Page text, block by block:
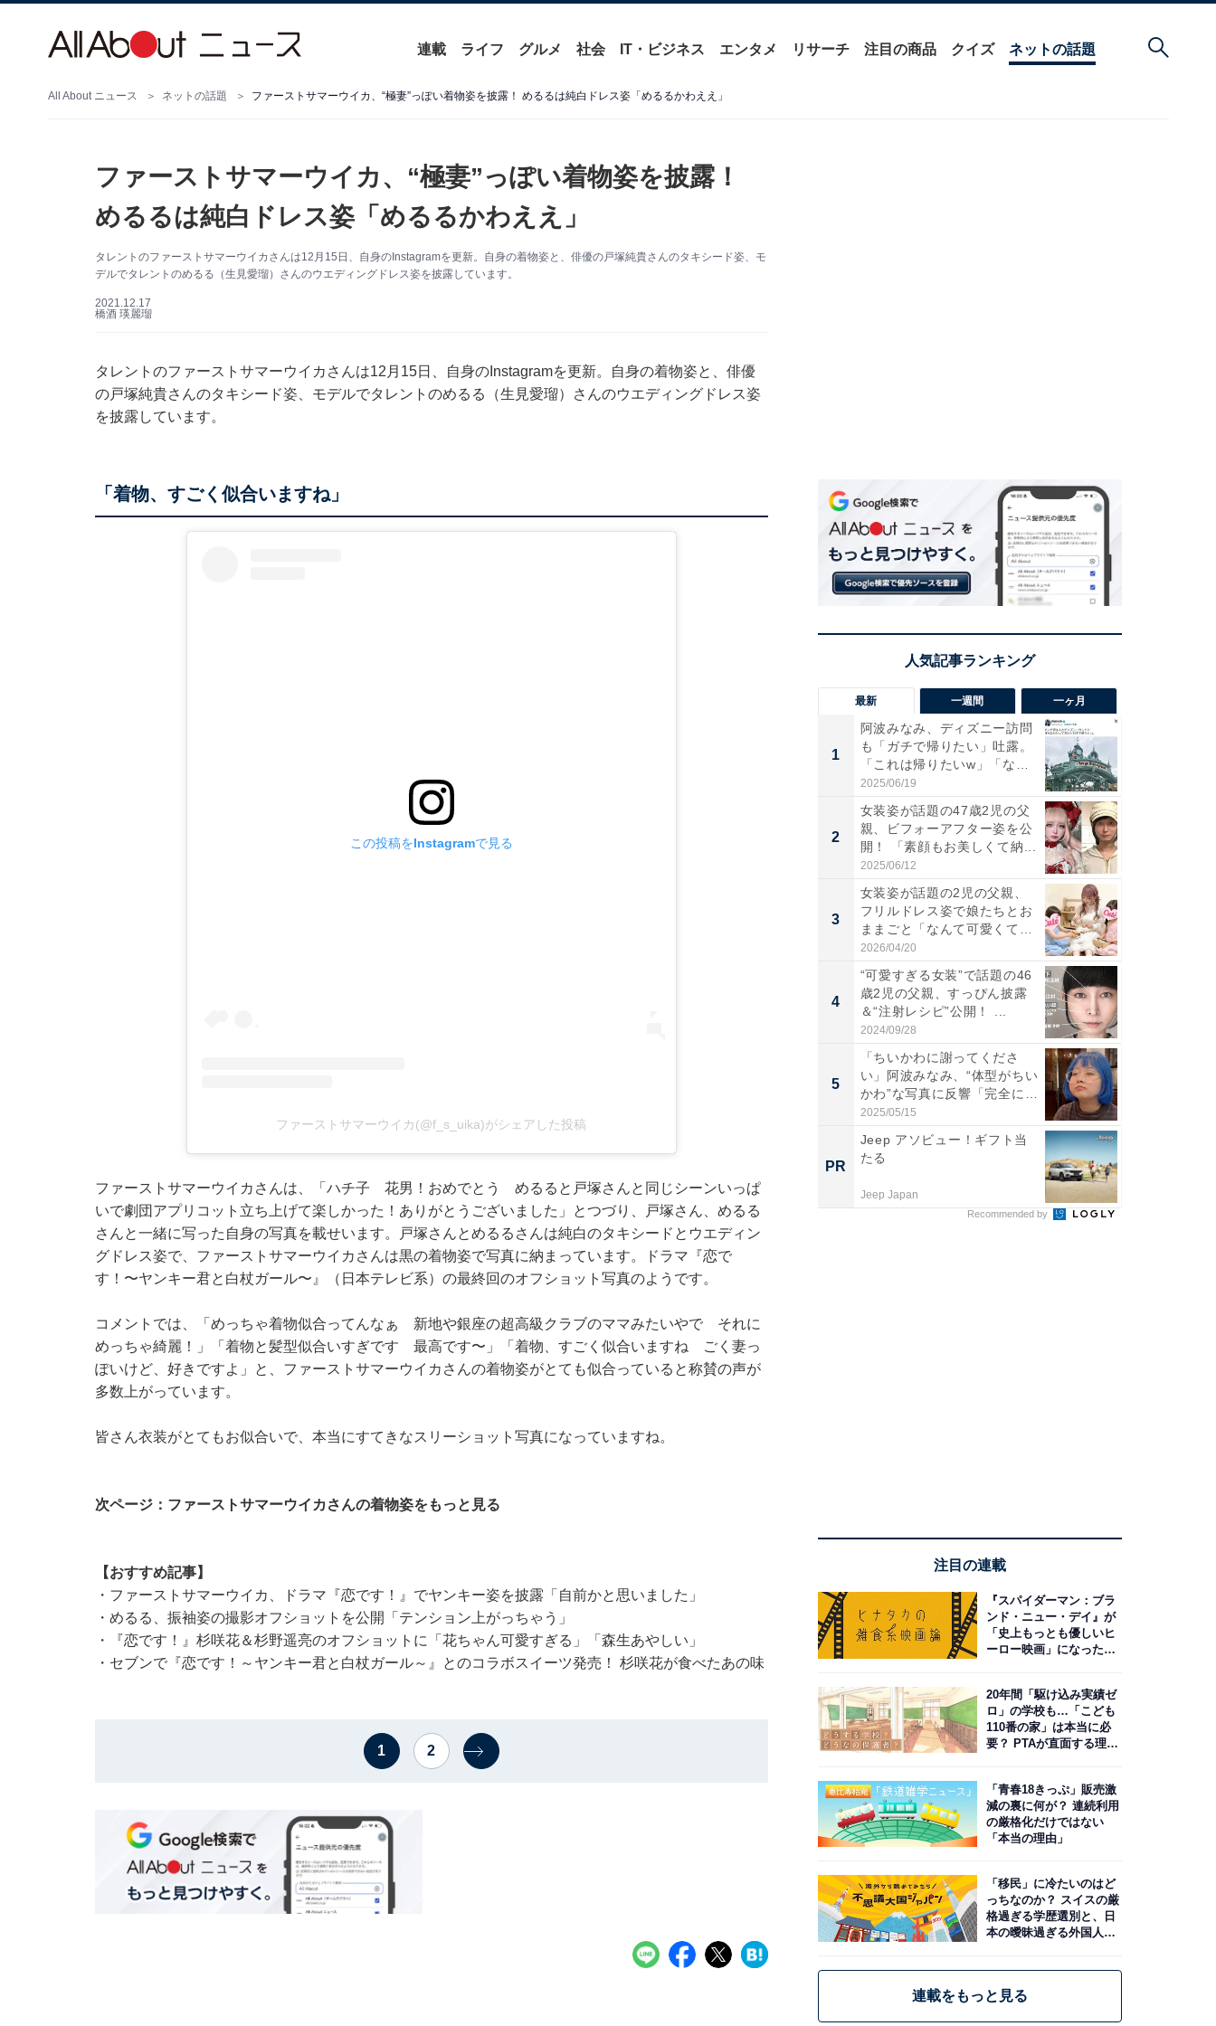
連載 ライフ グルメ 社会 IT・ビジネス エンタメ リサーチ 注目の商品 クイズ ネットの話題
All About ニュース ネットの話題 ファーストサマーウイカ、“極妻”っぽい着物姿を披露！ めるるは純白ドレス姿「めるるかわええ」
ファーストサマーウイカ、“極妻”っぽい着物姿を披露！
めるるは純白ドレス姿「めるるかわええ」
タレントのファーストサマーウイカさんは12月15日、自身のInstagramを更新。自身の着物姿と、俳優の戸塚純貴さんのタキシード姿、モ
デルでタレントのめるる（生見愛瑠）さんのウエディングドレス姿を披露しています。
2021.12.17
橋酒 瑛麗瑠
タレントのファーストサマーウイカさんは12月15日、自身のInstagramを更新。自身の着物姿と、俳優
の戸塚純貴さんのタキシード姿、モデルでタレントのめるる（生見愛瑠）さんのウエディングドレス姿
を披露しています。
「着物、すごく似合いますね」
この投稿をInstagramで見る
ファーストサマーウイカ(@f_s_uika)がシェアした投稿
ファーストサマーウイカさんは、「ハチ子 花男！おめでとう めるると戸塚さんと同じシーンいっぱ
いで劇団アプリコット立ち上げて楽しかった！ありがとうございました」とつづり、戸塚さん、めるる
さんと一緒に写った自身の写真を載せいます。戸塚さんとめるるさんは純白のタキシードとウエディン
グドレス姿で、ファーストサマーウイカさんは黒の着物姿で写真に納まっています。ドラマ『恋で
す！〜ヤンキー君と白杖ガール〜』（日本テレビ系）の最終回のオフショット写真のようです。
コメントでは、「めっちゃ着物似合ってんなぁ 新地や銀座の超高級クラブのママみたいやで それに
めっちゃ綺麗！」「着物と髪型似合いすぎです 最高です〜」「着物、すごく似合いますね ごく妻っ
ぽいけど、好きですよ」と、ファーストサマーウイカさんの着物姿がとても似合っていると称賛の声が
多数上がっています。
皆さん衣装がとてもお似合いで、本当にすてきなスリーショット写真になっていますね。
次ページ：ファーストサマーウイカさんの着物姿をもっと見る
【おすすめ記事】
・ ファーストサマーウイカ、ドラマ『恋です！』でヤンキー姿を披露「自前かと思いました」
・ めるる、振袖姿の撮影オフショットを公開「テンション上がっちゃう」
・
『恋です！』杉咲花＆杉野遥亮のオフショットに「花ちゃん可愛すぎる」「森生あやしい」
・ セブンで『恋です！～ヤンキー君と白杖ガール～』とのコラボスイーツ発売！ 杉咲花が食べたあの味
1 2
最新 一週間 一ヶ月
1
阿波みなみ、ディズニー訪問
も「ガチで帰りたい」吐露。
「これは帰りたいw」「なん
ち...
2025/06/19
2
女装姿が話題の47歳2児の父
親、ビフォーアフター姿を公
開！ 「素顔もお美しくて納...
2025/06/12
3
女装姿が話題の2児の父親、
フリルドレス姿で娘たちとお
ままごと「なんて可愛くて平
和...
2026/04/20
4
“可愛すぎる女装”で話題の46
歳2児の父親、すっぴん披露
＆“注射レシピ”公開！ ...
2024/09/28
5
「ちいかわに謝ってくださ
い」阿波みなみ、“体型がちい
かわ”な写真に反響「完全に
一...
2025/05/15
PR
Jeep アソビュー！ギフト当
たる
Jeep Japan
Recommended by
注目の連載
『スパイダーマン：ブラ
ンド・ニュー・デイ』が
「史上もっとも優しいヒ
ーロー映画」になった理
20年間「駆け込み実績ゼ
ロ」の学校も…「こども
110番の家」は本当に必
要？ PTAが直面する理想
「青春18きっぷ」販売激
減の裏に何が？ 連続利用
の厳格化だけではない
「本当の理由」
「移民」に冷たいのはど
っちなのか？ スイスの厳
格過ぎる学歴選別と、日
本の曖昧過ぎる外国人政
連載をもっと見る